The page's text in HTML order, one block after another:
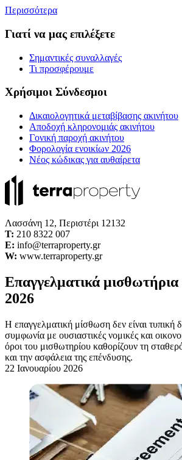
Περισσότερα
Γιατί να μας επιλέξετε
Σημαντικές συναλλαγές
Τι προσφέρουμε
Χρήσιμοι Σύνδεσμοι
Δικαιολογητικά μεταβίβασης ακινήτου
Αποδοχή κληρονομιάς ακινήτου
Γονική παροχή ακινήτου
Φορολογία ενοικίων 2026
Νέος κώδικας για αυθαίρετα
Λασσάνη 12, Περιστέρι 12132
Τ: 210 8322 007
E: info@terraproperty.gr
W: www.terraproperty.gr
Επαγγελματικά
2026
Η επαγγελματική μίσθωση δεν είναι τυπική
συμφωνία με ουσιαστικές νομικές και
όροι του μισθωτηρίου καθορίζουν τη
και την ασφάλεια της επένδυσης.
22 Ιανουαρίου 2026